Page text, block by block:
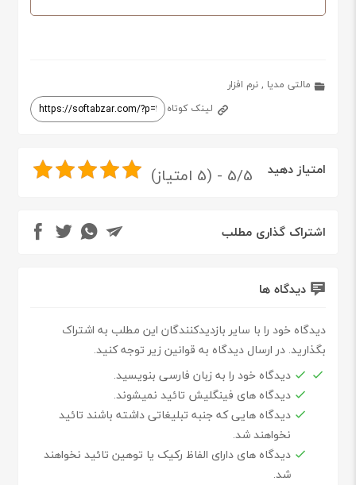
مالتی مدیا ,نرم افزار
لینک کوتاه
امتیاز دهید 5/5 - (5 امتیاز)
اشتراک گذاری مطلب
دیدگاه ها
دیدگاه خود را با سایر بازدیدکنندگان این مطلب به اشتراک
بگذارید. در ارسال دیدگاه به قوانین زیر توجه کنید.
دیدگاه خود را به زبان فارسی بنویسید.
دیدگاه های فینگلیش تائید نمیشوند.
دیدگاه هایی که جنبه تبلیغاتی داشته باشند تائید
نخواهند شد.
دیدگاه های دارای الفاظ رکیک یا توهین تائید نخواهند
شد.